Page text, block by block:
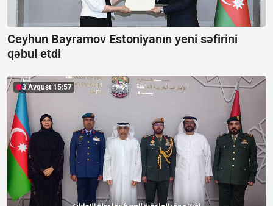
Ceyhun Bayramov Estoniyanın yeni səfirini
qəbul etdi
3 Avqust 15:57